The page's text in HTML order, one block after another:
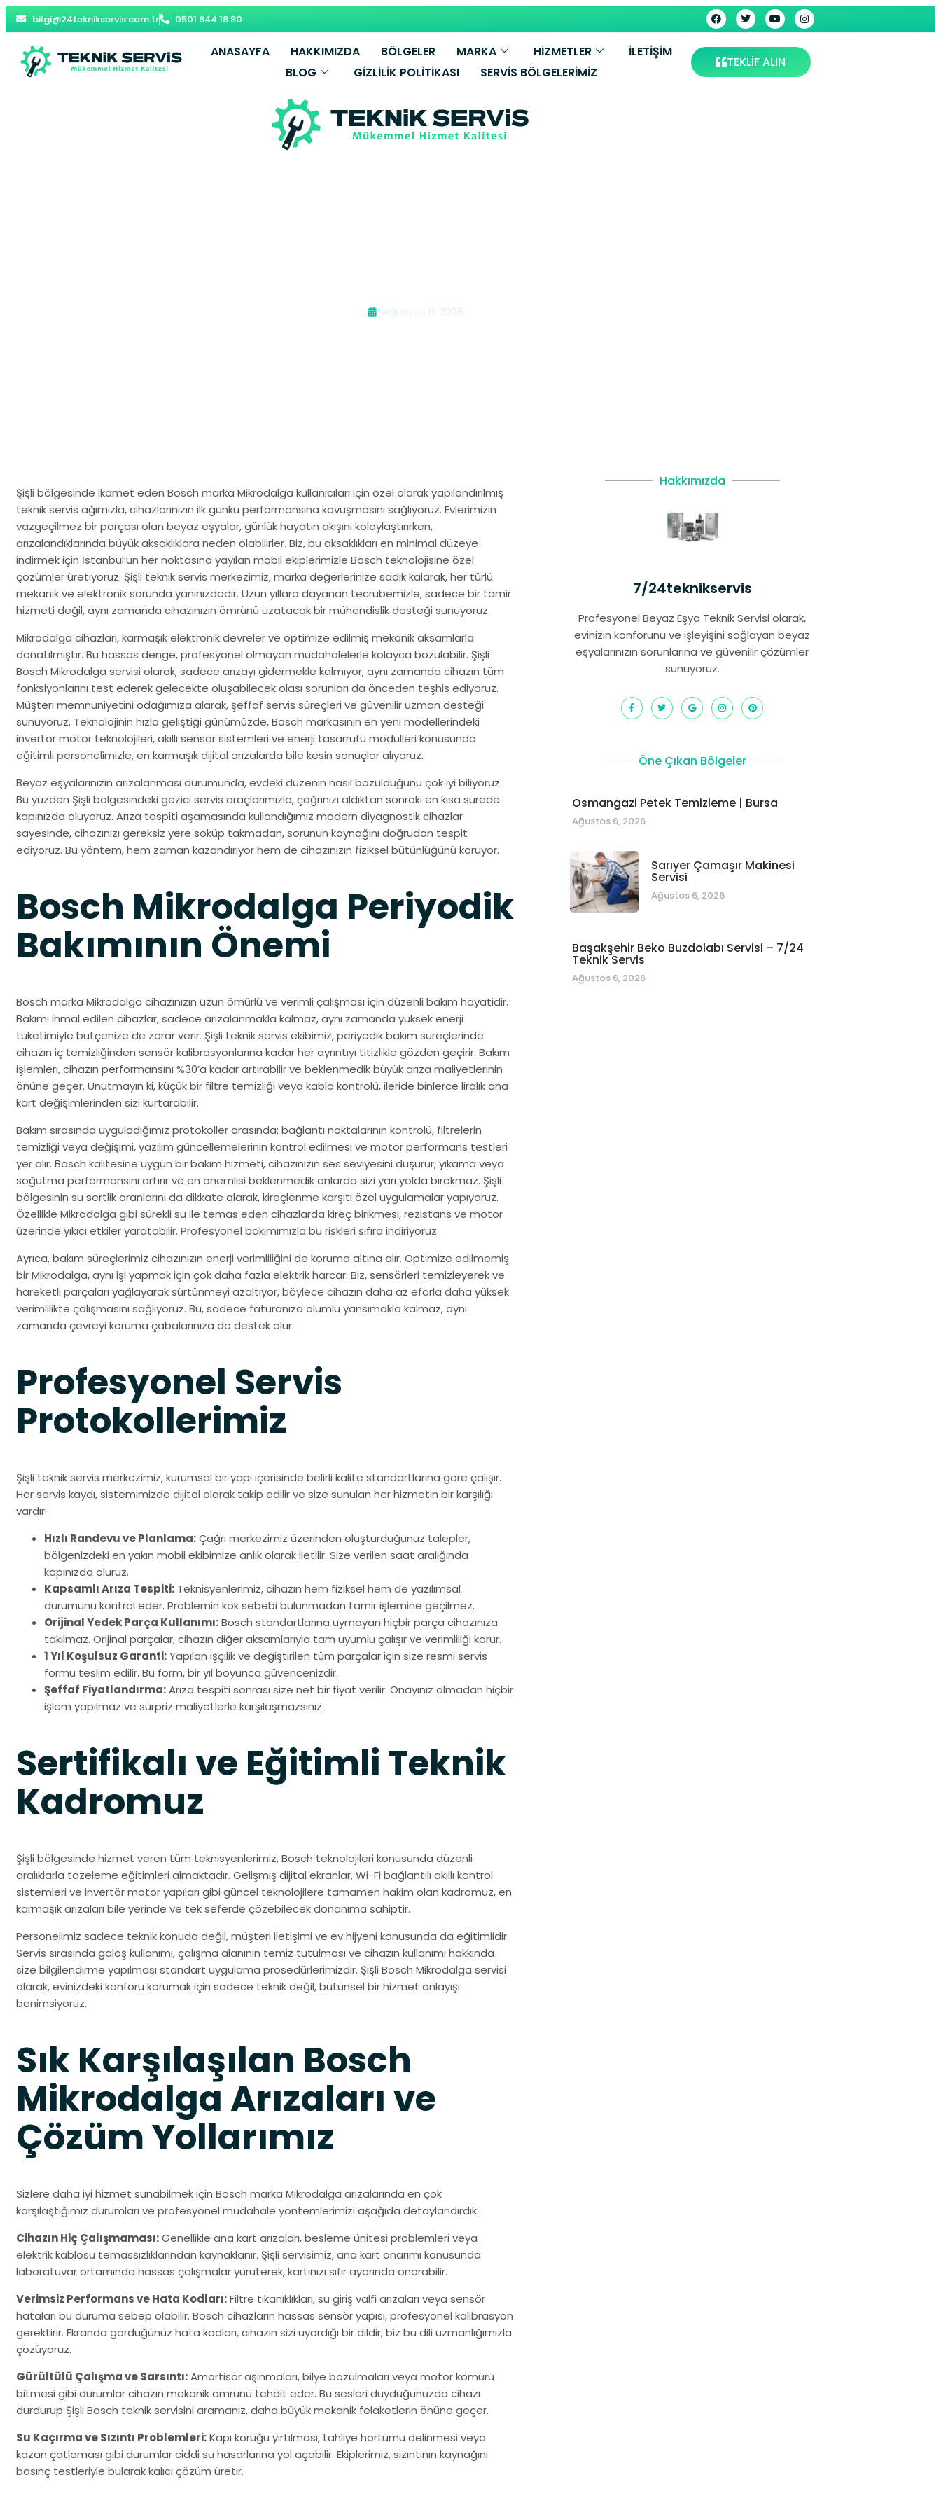
bilgi@24teknikservis.com.tr 0501 644 18 80
ANASAYFA HAKKIMIZDA BÖLGELER MARKA HİZMETLER
İLETIŞIM
BLOG
GIZLILIK POLITIKASI SERVIS BÖLGELERIMIZ
TEKLİF ALIN
Ağustos 6, 2026
Şişli bölgesinde ikamet eden Bosch marka Mikrodalga kullanıcıları için özel olarak yapılandırılmış
teknik servis ağımızla, cihazlarınızın ilk günkü performansına kavuşmasını sağlıyoruz. Evlerimizin
vazgeçilmez bir parçası olan beyaz eşyalar, günlük hayatın akışını kolaylaştırırken,
arızalandıklarında büyük aksaklıklara neden olabilirler. Biz, bu aksaklıkları en minimal düzeye
indirmek için İstanbul’un her noktasına yayılan mobil ekiplerimizle Bosch teknolojisine özel
çözümler üretiyoruz. Şişli teknik servis merkezimiz, marka değerlerinize sadık kalarak, her türlü
mekanik ve elektronik sorunda yanınızdadır. Uzun yıllara dayanan tecrübemizle, sadece bir tamir
hizmeti değil, aynı zamanda cihazınızın ömrünü uzatacak bir mühendislik desteği sunuyoruz.
Mikrodalga cihazları, karmaşık elektronik devreler ve optimize edilmiş mekanik aksamlarla
donatılmıştır. Bu hassas denge, profesyonel olmayan müdahalelerle kolayca bozulabilir. Şişli
Bosch Mikrodalga servisi olarak, sadece arızayı gidermekle kalmıyor, aynı zamanda cihazın tüm
fonksiyonlarını test ederek gelecekte oluşabilecek olası sorunları da önceden teşhis ediyoruz.
Müşteri memnuniyetini odağımıza alarak, şeffaf servis süreçleri ve güvenilir uzman desteği
sunuyoruz. Teknolojinin hızla geliştiği günümüzde, Bosch markasının en yeni modellerindeki
invertör motor teknolojileri, akıllı sensör sistemleri ve enerji tasarrufu modülleri konusunda
eğitimli personelimizle, en karmaşık dijital arızalarda bile kesin sonuçlar alıyoruz.
Beyaz eşyalarınızın arızalanması durumunda, evdeki düzenin nasıl bozulduğunu çok iyi biliyoruz.
Bu yüzden Şişli bölgesindeki gezici servis araçlarımızla, çağrınızı aldıktan sonraki en kısa sürede
kapınızda oluyoruz. Arıza tespiti aşamasında kullandığımız modern diyagnostik cihazlar
sayesinde, cihazınızı gereksiz yere söküp takmadan, sorunun kaynağını doğrudan tespit
ediyoruz. Bu yöntem, hem zaman kazandırıyor hem de cihazınızın fiziksel bütünlüğünü koruyor.
Bosch Mikrodalga Periyodik
Bakımının Önemi
Bosch marka Mikrodalga cihazınızın uzun ömürlü ve verimli çalışması için düzenli bakım hayatidir.
Bakımı ihmal edilen cihazlar, sadece arızalanmakla kalmaz, aynı zamanda yüksek enerji
tüketimiyle bütçenize de zarar verir. Şişli teknik servis ekibimiz, periyodik bakım süreçlerinde
cihazın iç temizliğinden sensör kalibrasyonlarına kadar her ayrıntıyı titizlikle gözden geçirir. Bakım
işlemleri, cihazın performansını %30’a kadar artırabilir ve beklenmedik büyük arıza maliyetlerinin
önüne geçer. Unutmayın ki, küçük bir filtre temizliği veya kablo kontrolü, ileride binlerce liralık ana
kart değişimlerinden sizi kurtarabilir.
Bakım sırasında uyguladığımız protokoller arasında; bağlantı noktalarının kontrolü, filtrelerin
temizliği veya değişimi, yazılım güncellemelerinin kontrol edilmesi ve motor performans testleri
yer alır. Bosch kalitesine uygun bir bakım hizmeti, cihazınızın ses seviyesini düşürür, yıkama veya
soğutma performansını artırır ve en önemlisi beklenmedik anlarda sizi yarı yolda bırakmaz. Şişli
bölgesinin su sertlik oranlarını da dikkate alarak, kireçlenme karşıtı özel uygulamalar yapıyoruz.
Özellikle Mikrodalga gibi sürekli su ile temas eden cihazlarda kireç birikmesi, rezistans ve motor
üzerinde yıkıcı etkiler yaratabilir. Profesyonel bakımımızla bu riskleri sıfıra indiriyoruz.
Ayrıca, bakım süreçlerimiz cihazınızın enerji verimliliğini de koruma altına alır. Optimize edilmemiş
bir Mikrodalga, aynı işi yapmak için çok daha fazla elektrik harcar. Biz, sensörleri temizleyerek ve
hareketli parçaları yağlayarak sürtünmeyi azaltıyor, böylece cihazın daha az eforla daha yüksek
verimlilikte çalışmasını sağlıyoruz. Bu, sadece faturanıza olumlu yansımakla kalmaz, aynı
zamanda çevreyi koruma çabalarınıza da destek olur.
Profesyonel Servis
Protokollerimiz
Şişli teknik servis merkezimiz, kurumsal bir yapı içerisinde belirli kalite standartlarına göre çalışır.
Her servis kaydı, sistemimizde dijital olarak takip edilir ve size sunulan her hizmetin bir karşılığı
vardır:
Hızlı Randevu ve Planlama:Çağrı merkezimiz üzerinden oluşturduğunuz talepler,
bölgenizdeki en yakın mobil ekibimize anlık olarak iletilir. Size verilen saat aralığında
kapınızda oluruz.
Kapsamlı Arıza Tespiti: Teknisyenlerimiz, cihazın hem fiziksel hem de yazılımsal
durumunu kontrol eder. Problemin kök sebebi bulunmadan tamir işlemine geçilmez.
Orijinal Yedek Parça Kullanımı:Bosch standartlarına uymayan hiçbir parça cihazınıza
takılmaz. Orijinal parçalar, cihazın diğer aksamlarıyla tam uyumlu çalışır ve verimliliği korur.
1 Yıl Koşulsuz Garanti:Yapılan işçilik ve değiştirilen tüm parçalar için size resmi servis
formu teslim edilir. Bu form, bir yıl boyunca güvencenizdir.
Şeffaf Fiyatlandırma:Arıza tespiti sonrası size net bir fiyat verilir. Onayınız olmadan hiçbir
işlem yapılmaz ve sürpriz maliyetlerle karşılaşmazsınız.
Sertifikalı ve Eğitimli Teknik
Kadromuz
Şişli bölgesinde hizmet veren tüm teknisyenlerimiz, Bosch teknolojileri konusunda düzenli
aralıklarla tazeleme eğitimleri almaktadır. Gelişmiş dijital ekranlar, Wi-Fi bağlantılı akıllı kontrol
sistemleri ve invertör motor yapıları gibi güncel teknolojilere tamamen hakim olan kadromuz, en
karmaşık arızaları bile yerinde ve tek seferde çözebilecek donanıma sahiptir.
Personelimiz sadece teknik konuda değil, müşteri iletişimi ve ev hijyeni konusunda da eğitimlidir.
Servis sırasında galoş kullanımı, çalışma alanının temiz tutulması ve cihazın kullanımı hakkında
size bilgilendirme yapılması standart uygulama prosedürlerimizdir. Şişli Bosch Mikrodalga servisi
olarak, evinizdeki konforu korumak için sadece teknik değil, bütünsel bir hizmet anlayışı
benimsiyoruz.
Sık Karşılaşılan Bosch
Mikrodalga Arızaları ve
Çözüm Yollarımız
Sizlere daha iyi hizmet sunabilmek için Bosch marka Mikrodalga arızalarında en çok
karşılaştığımız durumları ve profesyonel müdahale yöntemlerimizi aşağıda detaylandırdık:
Cihazın Hiç Çalışmaması:Genellikle ana kart arızaları, besleme ünitesi problemleri veya
elektrik kablosu temassızlıklarından kaynaklanır. Şişli servisimiz, ana kart onarımı konusunda
laboratuvar ortamında hassas çalışmalar yürüterek, kartınızı sıfır ayarında onarabilir.
Verimsiz Performans ve Hata Kodları:Filtre tıkanıklıkları, su giriş valfi arızaları veya sensör
hataları bu duruma sebep olabilir. Bosch cihazların hassas sensör yapısı, profesyonel kalibrasyon
gerektirir. Ekranda gördüğünüz hata kodları, cihazın sizi uyardığı bir dildir; biz bu dili uzmanlığımızla
çözüyoruz.
Gürültülü Çalışma ve Sarsıntı:Amortisör aşınmaları, bilye bozulmaları veya motor kömürü
bitmesi gibi durumlar cihazın mekanik ömrünü tehdit eder. Bu sesleri duyduğunuzda cihazı
durdurup Şişli Bosch teknik servisini aramanız, daha büyük mekanik felaketlerin önüne geçer.
Su Kaçırma ve Sızıntı Problemleri:Kapı körüğü yırtılması, tahliye hortumu delinmesi veya
kazan çatlaması gibi durumlar ciddi su hasarlarına yol açabilir. Ekiplerimiz, sızıntının kaynağını
basınç testleriyle bularak kalıcı çözüm üretir.
Hakkımızda
7/24teknikservis
Profesyonel Beyaz Eşya Teknik Servisi olarak,
evinizin konforunu ve işleyişini sağlayan beyaz
eşyalarınızın sorunlarına ve güvenilir çözümler
sunuyoruz.
Öne Çıkan Bölgeler
Osmangazi Petek Temizleme | Bursa
Ağustos 6, 2026
Sarıyer Çamaşır Makinesi
Servisi
Ağustos 6, 2026
Başakşehir Beko Buzdolabı Servisi – 7/24
Teknik Servis
Ağustos 6, 2026